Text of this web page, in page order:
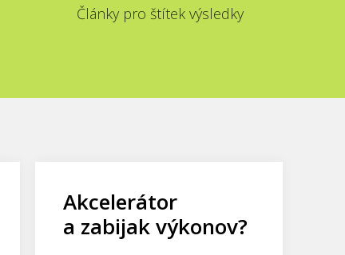
Články pro štítek výsledky
Akcelerátor
a zabijak výkonov?